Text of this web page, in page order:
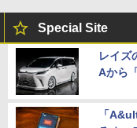
Special Site
レイズ
Aから
「